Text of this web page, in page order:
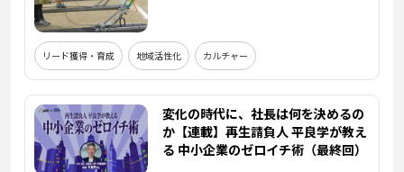
リード獲得・育成 地域活性化 カルチャー
変化の時代に、社長は何を決めるの
か【連載】再生請負人 平良学が教え
る 中小企業のゼロイチ術（最終回）